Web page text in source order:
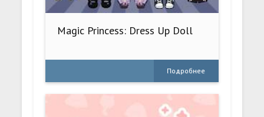
Magic Princess: Dress Up Doll
Подробнее